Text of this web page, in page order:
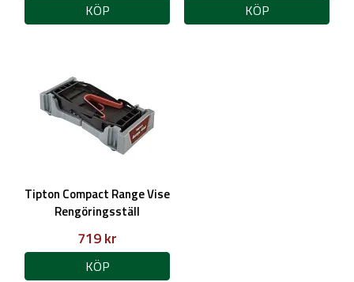
KÖP KÖP
Tipton Compact Range Vise
Rengöringsställ
719 kr
KÖP